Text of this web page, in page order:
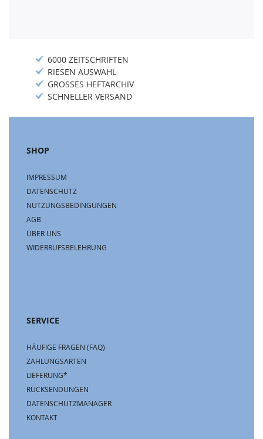
6000 ZEITSCHRIFTEN
RIESEN AUSWAHL
GROSSES HEFTARCHIV
SCHNELLER VERSAND
SHOP
IMPRESSUM
DATENSCHUTZ
NUTZUNGSBEDINGUNGEN
AGB
ÜBER UNS
WIDERRUFSBELEHRUNG
SERVICE
HÄUFIGE FRAGEN (FAQ)
ZAHLUNGSARTEN
LIEFERUNG*
RÜCKSENDUNGEN
DATENSCHUTZMANAGER
KONTAKT